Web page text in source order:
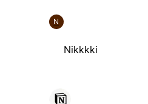
N
Nikkkki